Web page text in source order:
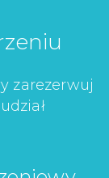
zarezerwuj